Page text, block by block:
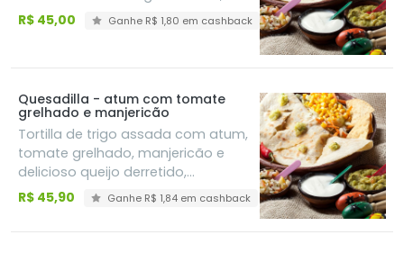
cream e pico de gallo
R$ 45,00 Ganhe R$ 1,80 em cashback
Quesadilla - atum com tomate
grelhado e manjericão
Tortilla de trigo assada com atum,
tomate grelhado, manjericão e
delicioso queijo derretido,
acompanhado de guacamole,sour
R$ 45,90 Ganhe R$ 1,84 em cashback